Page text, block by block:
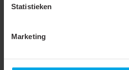
Statistieken
Marketing
Verpakking